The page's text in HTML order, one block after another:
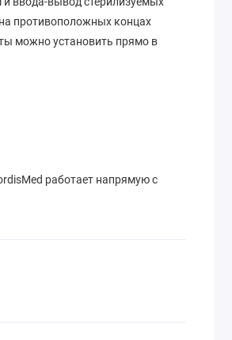
противоположных концах
можно установить прямо в
работает напрямую с